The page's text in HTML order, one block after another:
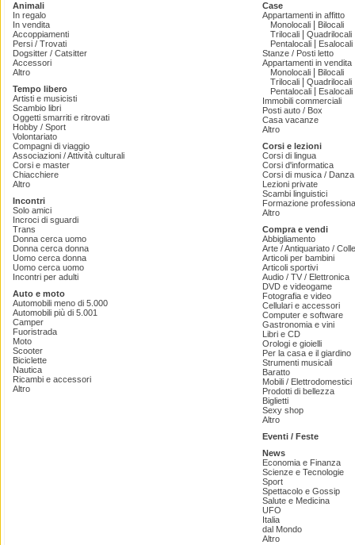
Animali
In regalo
In vendita
Accoppiamenti
Persi / Trovati
Dogsitter / Catsitter
Accessori
Altro
Tempo libero
Artisti e musicisti
Scambio libri
Oggetti smarriti e ritrovati
Hobby / Sport
Volontariato
Compagni di viaggio
Associazioni / Attività culturali
Corsi e master
Chiacchiere
Altro
Incontri
Solo amici
Incroci di sguardi
Trans
Donna cerca uomo
Donna cerca donna
Uomo cerca donna
Uomo cerca uomo
Incontri per adulti
Auto e moto
Automobili meno di 5.000
Automobili più di 5.001
Camper
Fuoristrada
Moto
Scooter
Biciclette
Nautica
Ricambi e accessori
Altro
Case
Appartamenti in affitto
Monolocali
Bilocali
Trilocali
Quadrilocali
Pentalocali
Esalocali
Stanze / Posti letto
Appartamenti in vendita
Monolocali
Bilocali
Trilocali
Quadrilocali
Pentalocali
Esalocali
Immobili commerciali
Posti auto / Box
Casa vacanze
Altro
Corsi e lezioni
Corsi di lingua
Corsi d'informatica
Corsi di musica /
Lezioni private
Scambi linguistici
Formazione
Altro
Compra e vendi
Abbigliamento
Arte / Antiquariato /
Articoli per bambini
Articoli sportivi
Audio / TV / Elettronica
DVD e videogame
Fotografia e video
Cellulari e accessori
Computer e software
Gastronomia e vini
Libri e CD
Orologi e gioielli
Per la casa e il giardino
Strumenti musicali
Baratto
Mobili / Elettrodomestici
Prodotti di bellezza
Biglietti
Sexy shop
Altro
Eventi / Feste
News
Economia e Finanza
Scienze e Tecnologie
Sport
Spettacolo e Gossip
Salute e Medicina
UFO
Italia
dal Mondo
Altro